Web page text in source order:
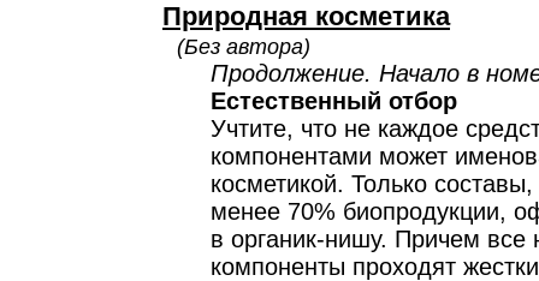
Природная косметика
(Без автора)
Продолжение. Начало в
Естественный отбор
Учтите, что не каждое
компонентами может
косметикой. Только
менее 70% биопродукции,
в органик-нишу. Причем все
компоненты проходят